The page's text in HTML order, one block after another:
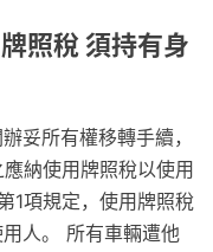
照稅 須持有身
妥所有權移轉手續，
納使用牌照稅以使用
1項規定，使用牌照稅
人。 所有車輛遭他